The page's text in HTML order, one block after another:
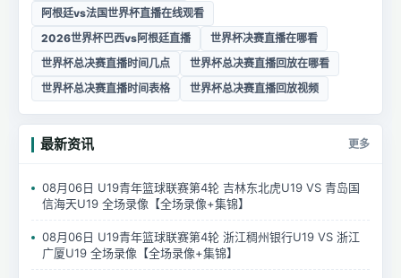
阿根廷vs法国世界杯直播在线观看
2026世界杯巴西vs阿根廷直播
世界杯决赛直播在哪看
世界杯总决赛直播时间几点
世界杯总决赛直播回放在哪看
世界杯总决赛直播时间表格
世界杯总决赛直播回放视频
最新资讯 更多
08月06日 U19青年篮球联赛第4轮 吉林东北虎U19 VS 青岛国
信海天U19 全场录像【全场录像+集锦】
08月06日 U19青年篮球联赛第4轮 浙江稠州银行U19 VS 浙江
广厦U19 全场录像【全场录像+集锦】